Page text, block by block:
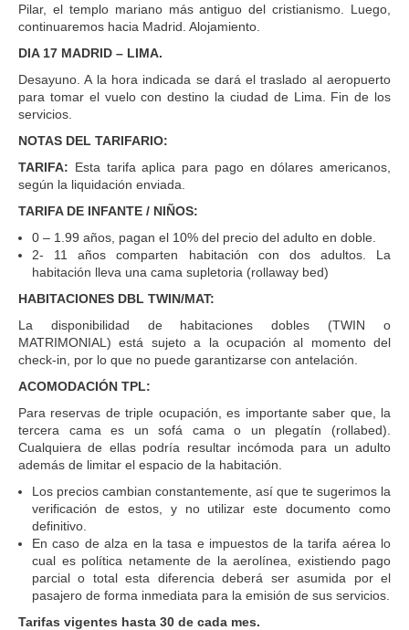
Pilar, el templo mariano más antiguo del cristianismo. Luego,
continuaremos hacia Madrid. Alojamiento.
DIA 17 MADRID – LIMA.
Desayuno. A la hora indicada se dará el traslado al aeropuerto
para tomar el vuelo con destino la ciudad de Lima. Fin de los
servicios.
NOTAS DEL TARIFARIO:
TARIFA: Esta tarifa aplica para pago en dólares americanos,
según la liquidación enviada.
TARIFA DE INFANTE / NIÑOS:
0 – 1.99 años, pagan el 10% del precio del adulto en doble.
2- 11 años comparten habitación con dos adultos. La
habitación lleva una cama supletoria (rollaway bed)
HABITACIONES DBL TWIN/MAT:
La disponibilidad de habitaciones dobles (TWIN o
MATRIMONIAL) está sujeto a la ocupación al momento del
check-in, por lo que no puede garantizarse con antelación.
ACOMODACIÓN TPL:
Para reservas de triple ocupación, es importante saber que, la
tercera cama es un sofá cama o un plegatín (rollabed).
Cualquiera de ellas podría resultar incómoda para un adulto
además de limitar el espacio de la habitación.
Los precios cambian constantemente, así que te sugerimos la
verificación de estos, y no utilizar este documento como
definitivo.
En caso de alza en la tasa e impuestos de la tarifa aérea lo
cual es política netamente de la aerolínea, existiendo pago
parcial o total esta diferencia deberá ser asumida por el
pasajero de forma inmediata para la emisión de sus servicios.
Tarifas vigentes hasta 30 de cada mes.